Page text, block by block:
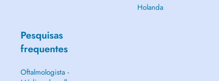
Holanda
Pesquisas
frequentes
Oftalmologista -